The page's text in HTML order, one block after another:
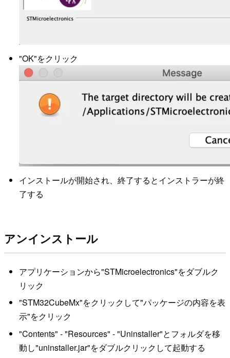
"OK"をクリック
インストールが開始され、終了するとインストラーが終
了する
アンインストール
アプリケーションから"STMicroelectronics"をダブルク
リック
"STM32CubeMx"をクリックして"パッケージの内容を表
示"をクリック
"Contents" - "Resources" - "Uninstaller"とフォルダを移
動し"uninstaller.jar"をダブルクリックして起動する